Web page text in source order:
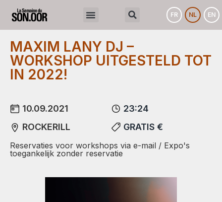
FR NL EN
MAXIM LANY DJ –
WORKSHOP UITGESTELD TOT
IN 2022!
10.09.2021
ROCKERILL
23:24
GRATIS €
Reservaties voor workshops via e-mail / Expo's
toegankelijk zonder reservatie